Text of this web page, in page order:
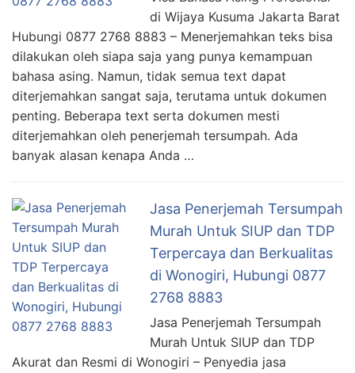
di Wijaya Kusuma Jakarta Barat
Hubungi 0877 2768 8883 – Menerjemahkan teks bisa
dilakukan oleh siapa saja yang punya kemampuan
bahasa asing. Namun, tidak semua text dapat
diterjemahkan sangat saja, terutama untuk dokumen
penting. Beberapa text serta dokumen mesti
diterjemahkan oleh penerjemah tersumpah. Ada
banyak alasan kenapa Anda …
Jasa Penerjemah Tersumpah
Murah Untuk SIUP dan TDP
Terpercaya dan Berkualitas
di Wonogiri, Hubungi 0877
2768 8883
Jasa Penerjemah Tersumpah
Murah Untuk SIUP dan TDP
Akurat dan Resmi di Wonogiri – Penyedia jasa